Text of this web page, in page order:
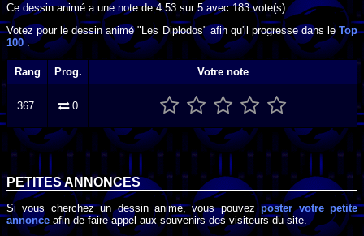
Ce dessin animé a une note de4.53 sur5 avec183vote(s).
Votez pour le dessin animé "Les Diplodos" afin qu'il progresse dans le Top
100:
Rang Prog. Votre note
367. 0
PETITES ANNONCES
Si vous cherchez un dessin animé, vous pouvezposter votre petite
annonce afin de faire appel aux souvenirs des visiteurs du site.